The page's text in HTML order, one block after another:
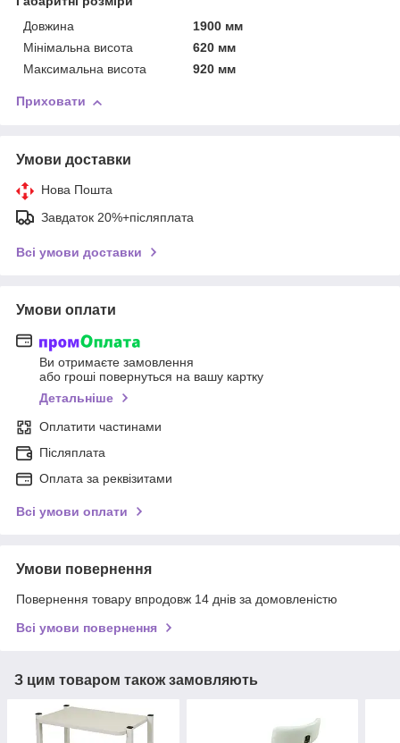
Довжина
1900 мм
Мінімальна висота
620 мм
Максимальна висота
920 мм
Приховати
Умови доставки
Нова Пошта
Завдаток 20%+післяплата
Всі умови доставки
Умови оплати
Ви отримаєте замовлення
або гроші повернуться на вашу картку
Детальніше
Оплатити частинами
Післяплата
Оплата за реквізитами
Всі умови оплати
Умови повернення
Повернення товару впродовж 14 днів за домовленістю
Всі умови повернення
З цим товаром також замовляють